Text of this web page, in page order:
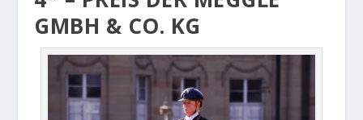
GMBH & CO. KG